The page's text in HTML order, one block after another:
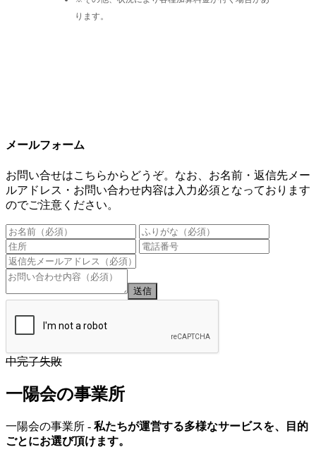
ります。
メールフォーム
お問い合せはこちらからどうぞ。なお、お名前・返信先メー
ルアドレス・お問い合わせ内容は入力必須となっております
のでご注意ください。
送信
中完了失敗
一陽会の事業所
一陽会の事業所 - 私たちが運営する多様なサービスを、
目的
ごとにお選び頂けます。